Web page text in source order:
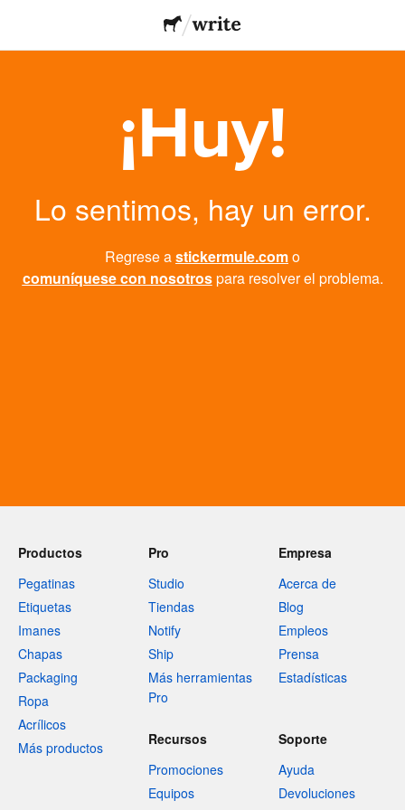
¡Huy!
Lo sentimos, hay un error.
Regrese astickermule.como
comuníquese con nosotrospara resolver el problema.
Productos
Pegatinas
Etiquetas
Imanes
Chapas
Packaging
Ropa
Acrílicos
Más productos
Pro
Studio
Tiendas
Notify
Ship
Más herramientas
Pro
Empresa
Acerca de
Blog
Empleos
Prensa
Estadísticas
Recursos
Promociones
Equipos
Soporte
Ayuda
Devoluciones